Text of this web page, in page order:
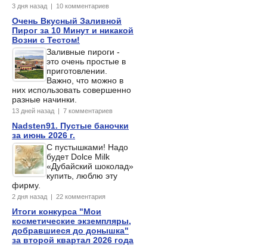
3 дня назад | 10 комментариев
Очень Вкусный Заливной
Пирог за 10 Минут и никакой
Возни с Тестом!
Заливные пироги -
это очень простые в
приготовлении.
Важно, что можно в
них использовать совершенно
разные начинки.
13 дней назад | 7 комментариев
Nadsten91. Пустые баночки
за июнь 2026 г.
С пустышками! Надо
будет Dolce Milk
«Дубайский шоколад»
купить, люблю эту
фирму.
2 дня назад | 22 комментария
Итоги конкурса "Мои
косметические экземпляры,
добравшиеся до донышка"
за второй квартал 2026 года